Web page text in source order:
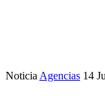
Noticia Agencias 14